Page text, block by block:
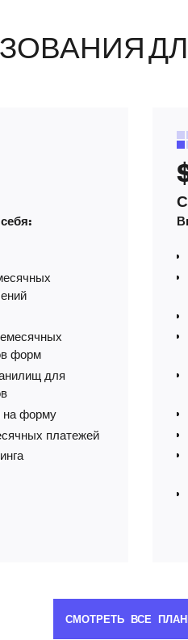
форм
для
на форму
платежей
СМОТРЕТЬ ВСЕ